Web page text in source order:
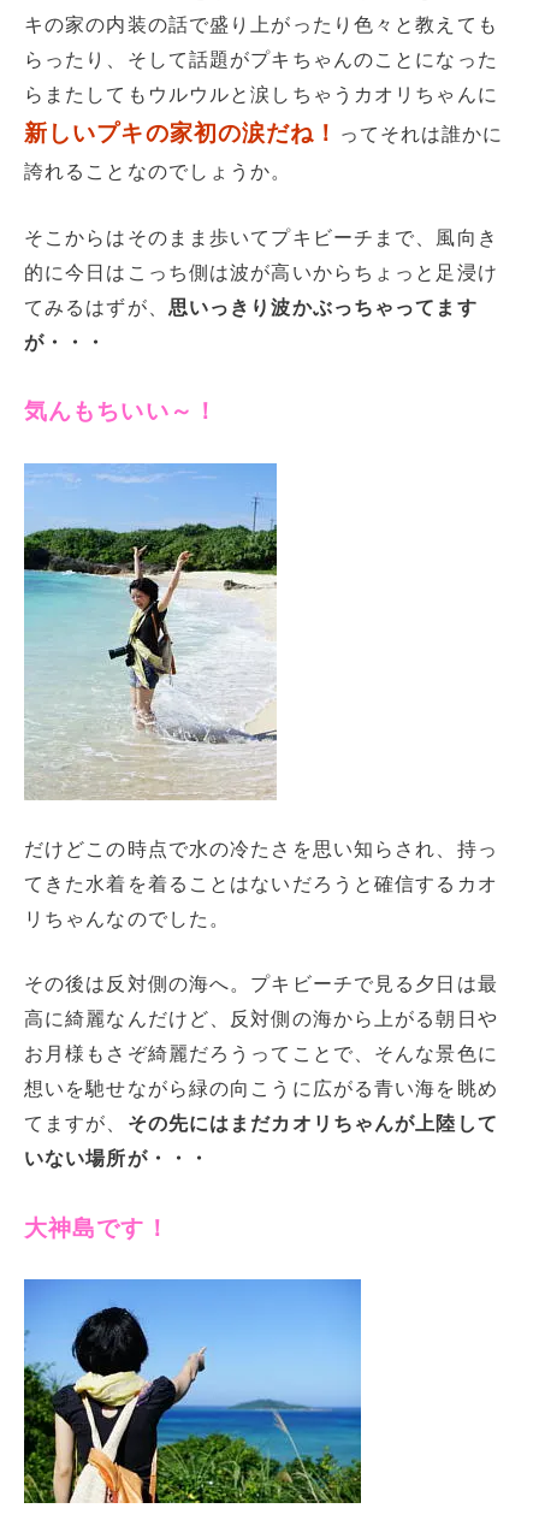
キの家の内装の話で盛り上がったり色々と教えても
らったり、そして話題がプキちゃんのことになった
らまたしてもウルウルと涙しちゃうカオリちゃんに
新しいプキの家初の涙だね！
ってそれは誰かに
誇れることなのでしょうか。
そこからはそのまま歩いてプキビーチまで、風向き
的に今日はこっち側は波が高いからちょっと足浸け
てみるはずが、 思いっきり波かぶっちゃってます
が・・・
気んもちいい～！
だけどこの時点で水の冷たさを思い知らされ、持っ
てきた水着を着ることはないだろうと確信するカオ
リちゃんなのでした。
その後は反対側の海へ。プキビーチで見る夕日は最
高に綺麗なんだけど、反対側の海から上がる朝日や
お月様もさぞ綺麗だろうってことで、そんな景色に
想いを馳せながら緑の向こうに広がる青い海を眺め
てますが、 その先にはまだカオリちゃんが上陸して
いない場所が・・・
大神島です！